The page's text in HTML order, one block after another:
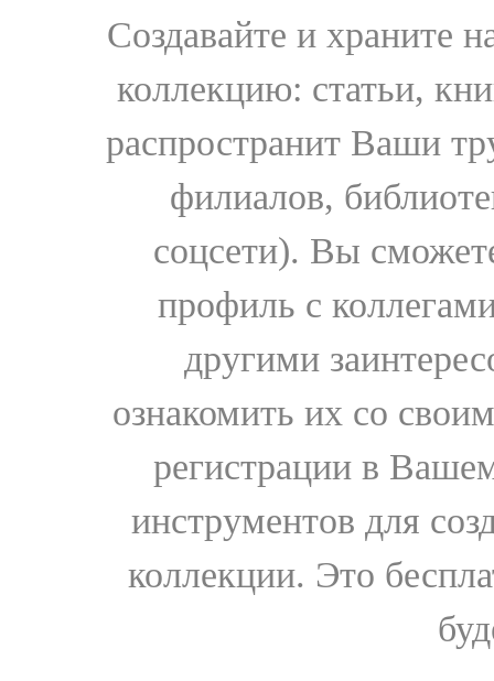
Создавайте и храните
коллекцию: статьи,
распространит Ваши
филиалов,
соцсети). Вы
профиль с
другими
ознакомить их со
регистрации в
инструментов для
коллекции. Это